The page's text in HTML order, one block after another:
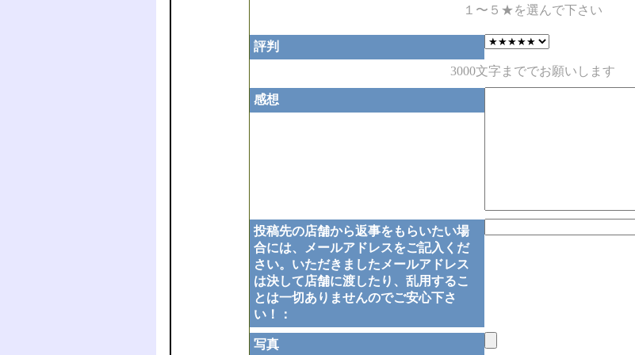
１〜５★を選んで下さい
評判
3000文字まででお願いします
感想
投稿先の店舗から返事をもらいたい場
合には、メールアドレスをご記入くだ
さい。いただきましたメールアドレス
は決して店舗に渡したり、乱用するこ
とは一切ありませんのでご安心下さ
い！：
写真